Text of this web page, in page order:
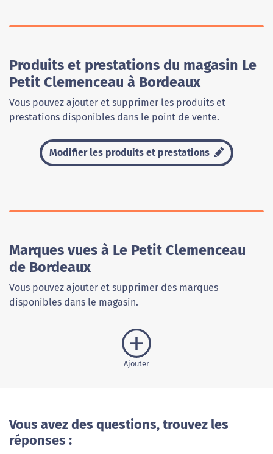
Produits et prestations du magasin Le
Petit Clemenceau à Bordeaux
Vous pouvez ajouter et supprimer les produits et
prestations disponibles dans le point de vente.
Modifier les produits et prestations
Marques vues à Le Petit Clemenceau
de Bordeaux
Vous pouvez ajouter et supprimer des marques
disponibles dans le magasin.
Ajouter
Vous avez des questions, trouvez les
réponses :